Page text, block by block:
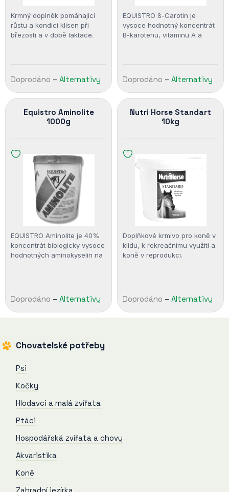
Krmný doplněk pomáhající
růstu a kondici klisen při
březosti a v době laktace.
Doprodáno – Alternativy
EQUISTRO ß-Carotin je
vysoce hodnotný koncentrát
ß-karotenu, vitaminu A a
Doprodáno – Alternativy
Equistro Aminolite
1000g
EQUISTRO Aminolite je 40%
koncentrát biologicky vysoce
hodnotných aminokyselin na
výkonu koně,…
Doprodáno – Alternativy
Nutri Horse Standart
10kg
Doplňkové krmivo pro koně v
klidu, k rekreačnímu využití a
koně v reprodukci.
Doprodáno – Alternativy
Chovatelské potřeby
Psi
Kočky
Hlodavci a malá zvířata
Ptáci
Hospodářská zvířata a chovy
Akvaristika
Koně